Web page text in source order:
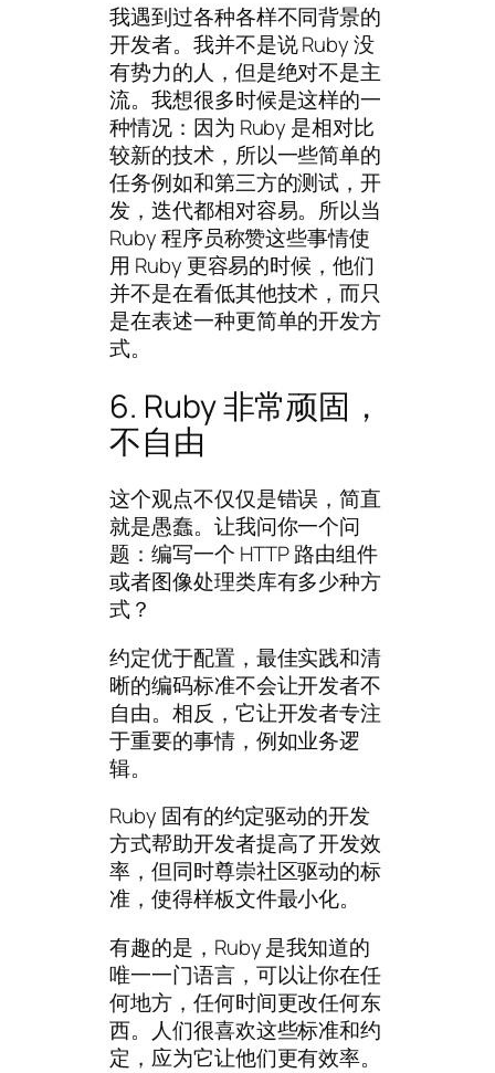
我遇到过各种各样不同背景的
开发者。我并不是说 Ruby 没
有势力的人，但是绝对不是主
流。我想很多时候是这样的一
种情况：因为 Ruby 是相对比
较新的技术，所以一些简单的
任务例如和第三方的测试，开
发，迭代都相对容易。所以当
Ruby 程序员称赞这些事情使
用 Ruby 更容易的时候，他们
并不是在看低其他技术，而只
是在表述一种更简单的开发方
式。
6. Ruby 非常顽固，
不自由
这个观点不仅仅是错误，简直
就是愚蠢。让我问你一个问
题：编写一个 HTTP 路由组件
或者图像处理类库有多少种方
式？
约定优于配置，最佳实践和清
晰的编码标准不会让开发者不
自由。相反，它让开发者专注
于重要的事情，例如业务逻
辑。
Ruby 固有的约定驱动的开发
方式帮助开发者提高了开发效
率，但同时尊崇社区驱动的标
准，使得样板文件最小化。
有趣的是，Ruby 是我知道的
唯一一门语言，可以让你在任
何地方，任何时间更改任何东
西。人们很喜欢这些标准和约
定，应为它让他们更有效率。